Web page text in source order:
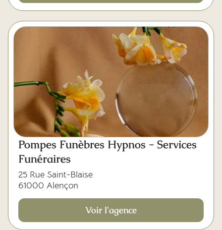
Pompes Funèbres Hypnos - Services
Funéraires
25 Rue Saint-Blaise
61000 Alençon
Voir l'agence